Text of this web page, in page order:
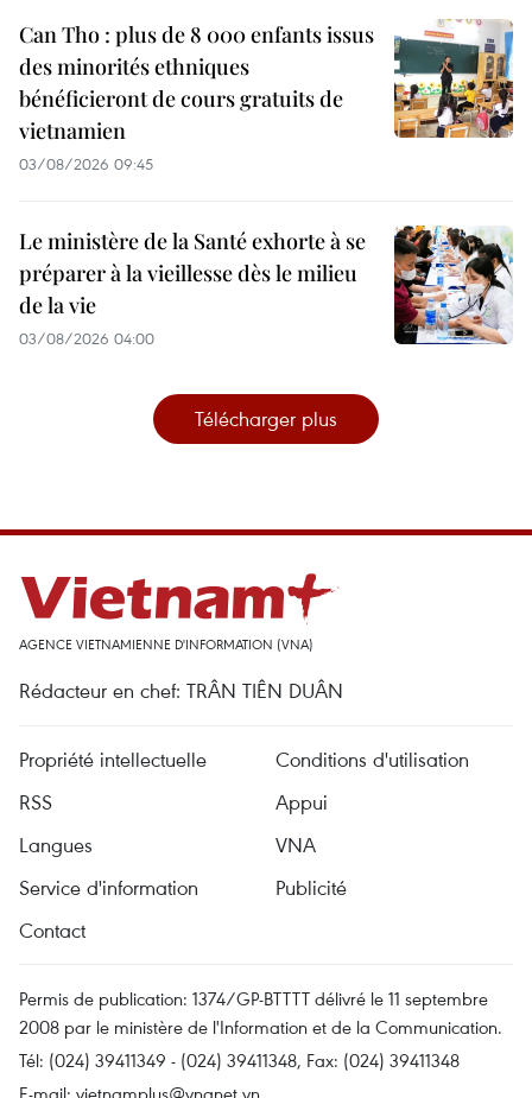
Can Tho : plus de 8 000 enfants issus
des minorités ethniques
bénéficieront de cours gratuits de
vietnamien
03/08/2026 09:45
Le ministère de la Santé exhorte à se
préparer à la vieillesse dès le milieu
de la vie
03/08/2026 04:00
Télécharger plus
AGENCE VIETNAMIENNE D'INFORMATION (VNA)
Rédacteur en chef: TRÂN TIÊN DUÂN
Propriété intellectuelle
Conditions d'utilisation
RSS
Appui
Langues
VNA
Service d'information
Publicité
Contact
Permis de publication: 1374/GP-BTTTT délivré le 11 septembre
2008 par le ministère de l'Information et de la Communication.
Tél: (024) 39411349 - (024) 39411348, Fax: (024) 39411348
E-mail: vietnamplus@vnanet.vn